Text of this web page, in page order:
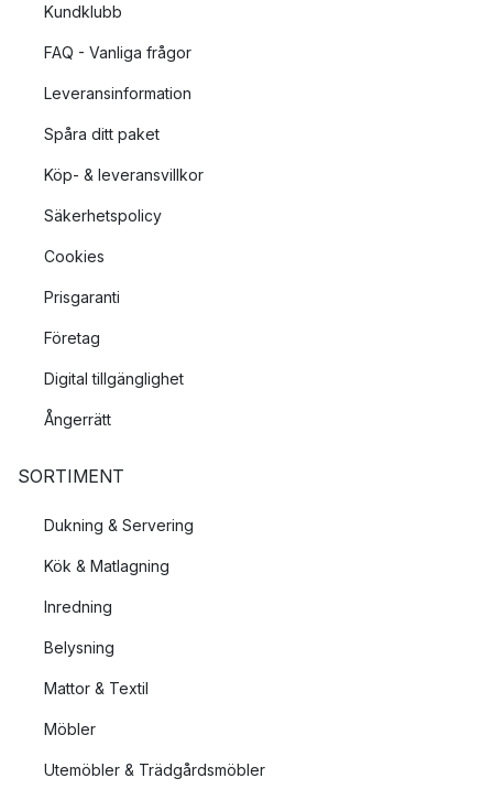
Kundklubb
FAQ - Vanliga frågor
Leveransinformation
Spåra ditt paket
Köp- & leveransvillkor
Säkerhetspolicy
Cookies
Prisgaranti
Företag
Digital tillgänglighet
Ångerrätt
SORTIMENT
Dukning & Servering
Kök & Matlagning
Inredning
Belysning
Mattor & Textil
Möbler
Utemöbler & Trädgårdsmöbler